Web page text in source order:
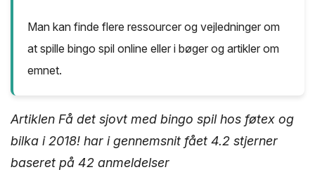
Man kan finde flere ressourcer og vejledninger om
at spille bingo spil online eller i bøger og artikler om
emnet.
Artiklen Få det sjovt med bingo spil hos føtex og
bilka i 2018! har i gennemsnit fået 4.2 stjerner
baseret på 42 anmeldelser